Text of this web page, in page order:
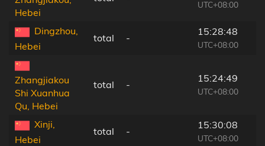
Hebei
UTC+08:00
Dingzhou,
Hebei
total -
15:28:48
UTC+08:00
Zhangjiakou
Shi Xuanhua
Qu, Hebei
total -
15:24:49
UTC+08:00
Xinji,
Hebei
total -
15:30:08
UTC+08:00